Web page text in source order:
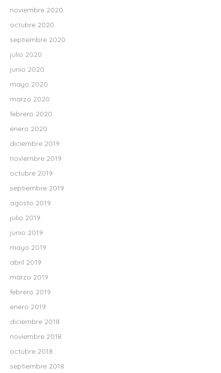
noviembre 2020
octubre 2020
septiembre 2020
julio 2020
junio 2020
mayo 2020
marzo 2020
febrero 2020
enero 2020
diciembre 2019
noviembre 2019
octubre 2019
septiembre 2019
agosto 2019
julio 2019
junio 2019
mayo 2019
abril 2019
marzo 2019
febrero 2019
enero 2019
diciembre 2018
noviembre 2018
octubre 2018
septiembre 2018